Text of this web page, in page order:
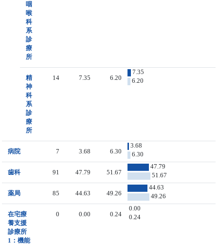
咽
喉
科
系
診
療
所
精
神
科
系
診
療
所
14 7.35 6.20
7.35
6.20
病院 7 3.68 6.30
3.68
6.30
歯科 91 47.79 51.67
47.79
51.67
薬局 85 44.63 49.26
44.63
49.26
在宅療
養支援
診療所
1：機能
0 0.00 0.24
0.00
0.24